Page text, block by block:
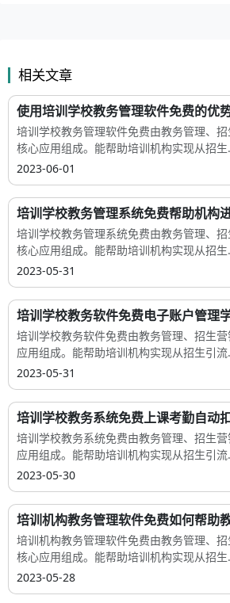
相关文章
使用培训学校教务管理软件免费的优
培训学校教务管理软件免费由教务管理、
核心应用组成。能帮助培训机构实现从招生
2023-06-01
培训学校教务管理系统免费帮助机构
培训学校教务管理系统免费由教务管理、
核心应用组成。能帮助培训机构实现从招生
2023-05-31
培训学校教务软件免费电子账户管理
培训学校教务软件免费由教务管理、招生
应用组成。能帮助培训机构实现从招生引流
2023-05-31
培训学校教务系统免费上课考勤自动
培训学校教务系统免费由教务管理、招生
应用组成。能帮助培训机构实现从招生引流
2023-05-30
培训机构教务管理软件免费如何帮助
培训机构教务管理软件免费由教务管理、
核心应用组成。能帮助培训机构实现从招生
2023-05-28